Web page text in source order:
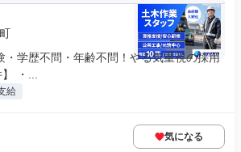
・学歴不問・年齢不問！やる気重視の採用
・...
給
気になる